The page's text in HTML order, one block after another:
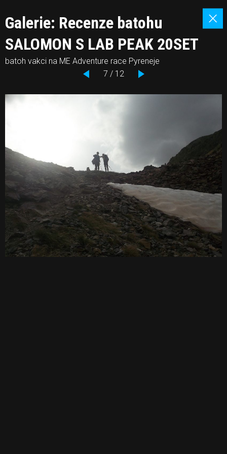
Galerie: Recenze batohu
SALOMON S LAB PEAK 20SET
batoh vakci na ME Adventure race Pyreneje
7 / 12